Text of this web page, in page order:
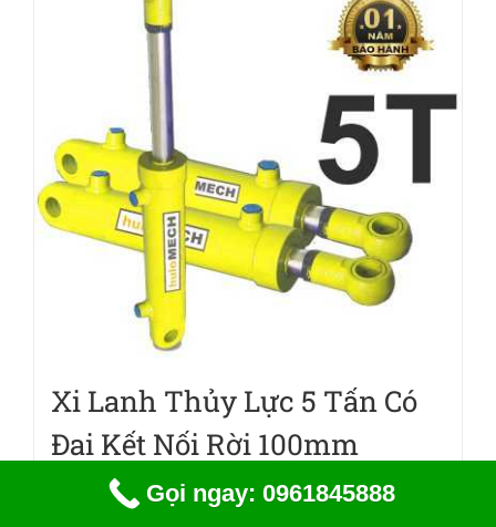
Xi Lanh Thủy Lực 5 Tấn Có
Đai Kết Nối Rời 100mm
Gọi ngay: 0961845888